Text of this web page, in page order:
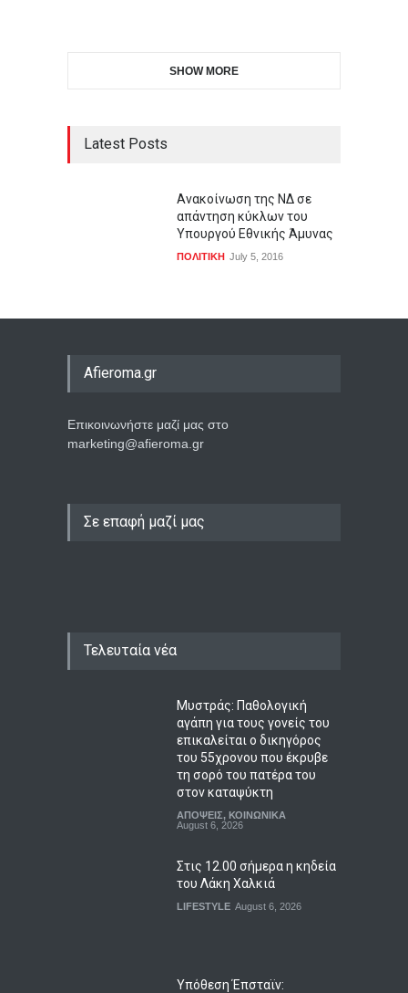
SHOW MORE
Latest Posts
Aνακοίνωση της ΝΔ σε
απάντηση κύκλων του
Υπουργού Εθνικής Άμυνας
ΠΟΛΙΤΙΚΗ July 5, 2016
Afieroma.gr
Επικοινωνήστε μαζί μας στο
marketing@afieroma.gr
Σε επαφή μαζί μας
Τελευταία νέα
Μυστράς: Παθολογική
αγάπη για τους γονείς του
επικαλείται ο δικηγόρος
του 55χρονου που έκρυβε
τη σορό του πατέρα του
στον καταψύκτη
ΑΠΟΨΕΙΣ, ΚΟΙΝΩΝΙΚΑ
August 6, 2026
Στις 12.00 σήμερα η κηδεία
του Λάκη Χαλκιά
LIFESTYLE August 6, 2026
Υπόθεση Έπσταϊν: